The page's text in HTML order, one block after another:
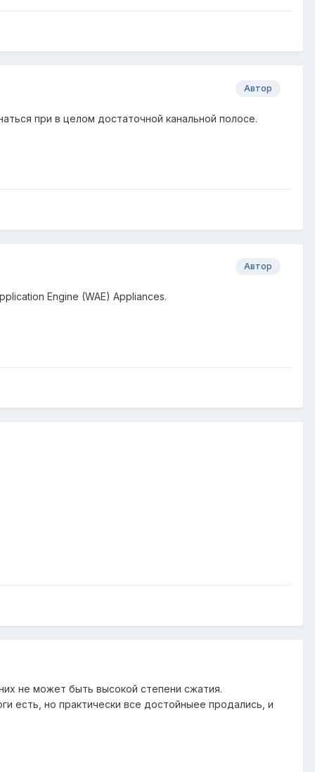
Автор
при в целом достаточной канальной полосе.
Автор
Engine (WAE) Appliances.
не может быть высокой степени сжатия.
есть, но практически все достойныее продались, и